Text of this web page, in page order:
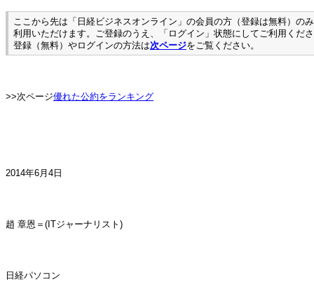
ここから先は「日経ビジネスオンライン」の会員の方（登録は無料）の
利用いただけます。ご登録のうえ、「ログイン」状態にしてご利用くだ
登録（無料）やログインの方法は次ページをご覧ください。
>>次ページ優れた公約をランキング
2014年6月4日
趙 章恩＝(ITジャーナリスト)
日経パソコン